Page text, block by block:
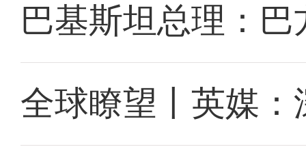
巴基斯坦总理：
全球瞭望丨英媒